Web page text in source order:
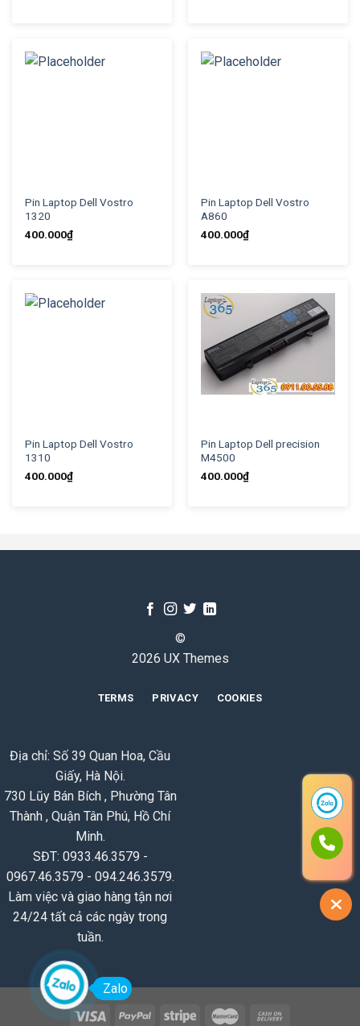
Pin Laptop Dell Vostro
1320
400.000₫
Pin Laptop Dell Vostro
A860
400.000₫
Pin Laptop Dell Vostro
1310
400.000₫
Pin Laptop Dell precision
M4500
400.000₫
©
2026 UX Themes
TERMS PRIVACY COOKIES
Địa chỉ: Số 39 Quan Hoa, Cầu
Giấy, Hà Nội.
730 Lũy Bán Bích , Phường Tân
Thành , Quận Tân Phú, Hồ Chí
Minh.
SĐT: 0933.46.3579 -
0967.46.3579 - 094.246.3579.
Làm việc và giao hàng tận nơi
24/24 tất cả các ngày trong
tuần.
Zalo